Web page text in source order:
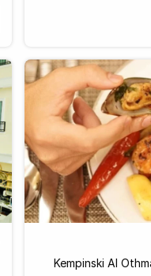
Kempinski Al